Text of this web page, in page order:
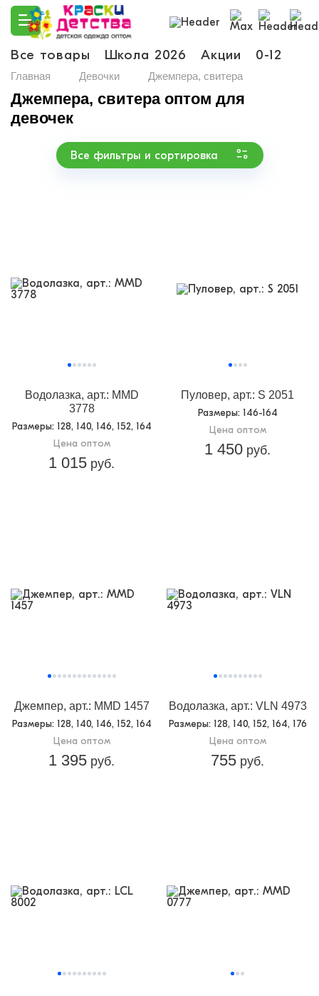
Все товары Школа 2026 Акции 0-12
Главная Девочки Джемпера, свитера
Джемпера, свитера оптом для
девочек
Все фильтры и сортировка
Водолазка, арт.: MMD
3778
Размеры: 128, 140, 146, 152, 164
Цена оптом
1 015 руб.
Пуловер, арт.: S 2051
Размеры: 146-164
Цена оптом
1 450 руб.
Джемпер, арт.: MMD 1457
Размеры: 128, 140, 146, 152, 164
Цена оптом
1 395 руб.
Водолазка, арт.: VLN 4973
Размеры: 128, 140, 152, 164, 176
Цена оптом
755 руб.